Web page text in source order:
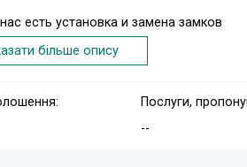
есть установка и замена замков
96-66
96-66
більше опису
Послуги,
--